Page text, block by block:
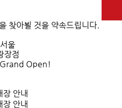
찾아뵐 것을 약속드립니다.
서울
장점
Open!